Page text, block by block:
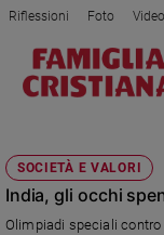
Attualità
Politica
Mondo
Economia
Riflessioni Foto Video
Privacy Policy Chi siamo
Registrati Redazione
SOCIETÀ E VALORI
India, gli occhi
Olimpiadi speciali contro